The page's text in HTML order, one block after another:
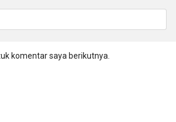
komentar saya berikutnya.